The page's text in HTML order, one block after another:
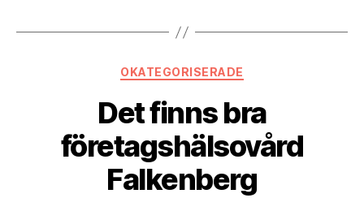
Kategorier
OKATEGORISERADE
Det finns bra
företagshälsovård
Falkenberg